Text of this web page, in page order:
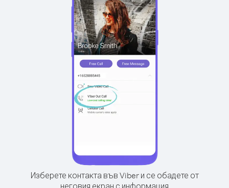
Изберете контакта във Viber и се обадете от
неговия екран с информация